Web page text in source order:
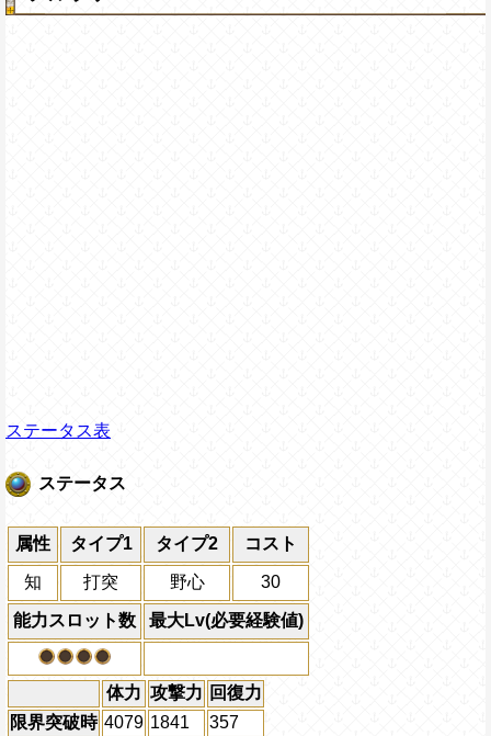
ステータス表
ステータス
属性 タイプ1 タイプ2 コスト
知 打突 野心 30
能力スロット数 最大Lv(必要経験値)
体力 攻撃力 回復力
限界突破時 4079 1841 357